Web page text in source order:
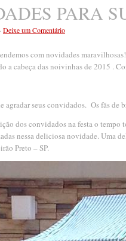
PARA
Deixe um Comentário
com novidades
a cabeça das noivinhas de 2015 .
agradar seus convidados. Os fãs
dos convidados na festa o
nessa deliciosa novidade. Uma
Preto – SP.